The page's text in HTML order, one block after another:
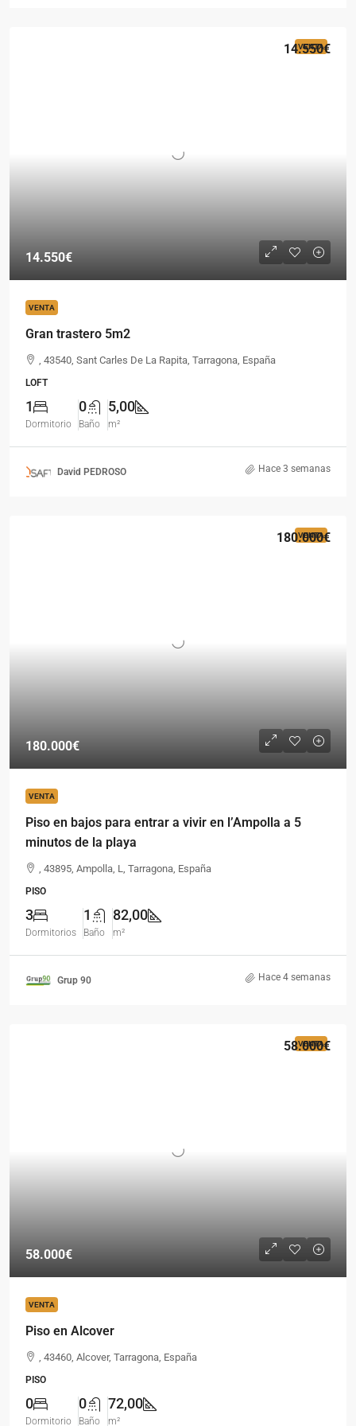
VENTA
14.550€
VENTA
Gran trastero 5m2
14.550€
, 43540, Sant Carles De La Rapita, Tarragona, España
LOFT
1
Dormitorio
0
Baño
5,00
m²
David PEDROSO Hace 3 semanas
VENTA
180.000€
VENTA
Piso en bajos para entrar a vivir en l’Ampolla a 5
minutos de la playa
180.000€
, 43895, Ampolla, L, Tarragona, España
PISO
3
Dormitorios
1
Baño
82,00
m²
Grup 90 Hace 4 semanas
VENTA
58.000€
VENTA
Piso en Alcover
58.000€
, 43460, Alcover, Tarragona, España
PISO
0
Dormitorio
0
Baño
72,00
m²